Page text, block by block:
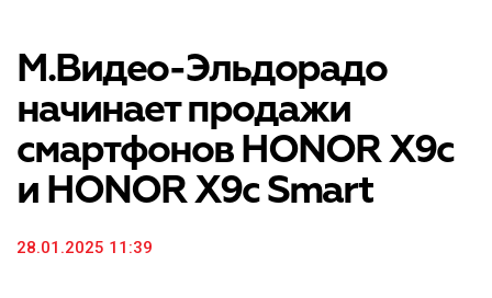
М.Видео-Эльдорадо
начинает продажи
смартфонов HONOR X9c
и HONOR X9c Smart
28.01.2025 11:39